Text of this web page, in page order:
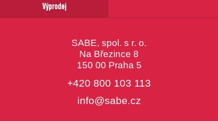
Výprodej
SABE, spol. s r. o.
Na Březince 8
150 00 Praha 5
+420 800 103 113
info@sabe.cz